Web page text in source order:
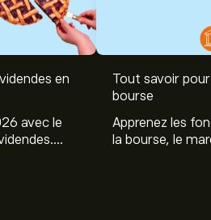
en
avec le
Tout savoir
bourse
Apprenez les
la bourse, le